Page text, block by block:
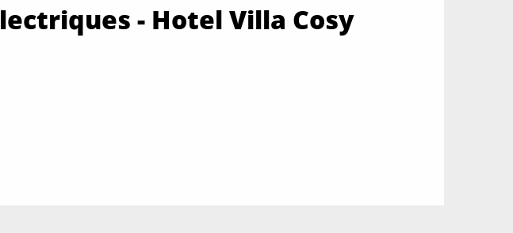
- Hotel Villa Cosy